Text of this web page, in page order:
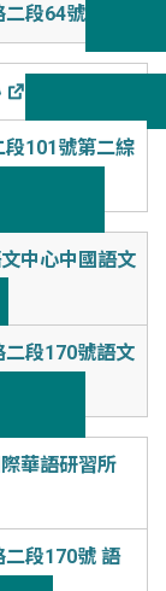
二段64號
101號第二綜
中心中國語文
段170號語文
華語研習所
段170號 語